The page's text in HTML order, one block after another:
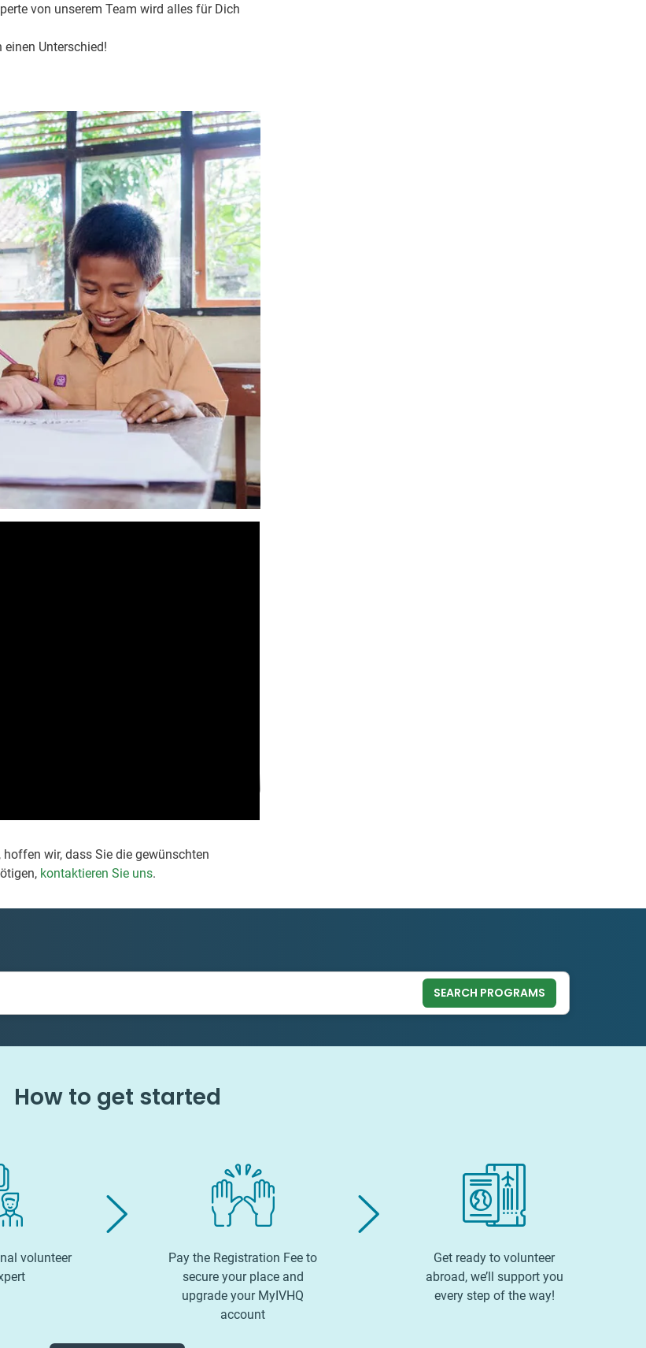
von unserem Team wird alles für Dich
Unterschied!
wir, dass Sie die gewünschten
kontaktieren Sie uns.
SEARCH PROGRAMS
How to get started
volunteer
Pay the Registration Fee to
secure your place and
upgrade your MyIVHQ
account
Get ready to volunteer
abroad, we’ll support you
every step of the way!